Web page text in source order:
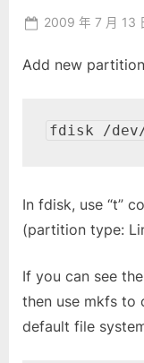
事
Posted
2009 年 7 月 13
Add new
fdisk /dev/
In fdisk, use “t”
(partition type:
If you can see
then use mkfs to
default file